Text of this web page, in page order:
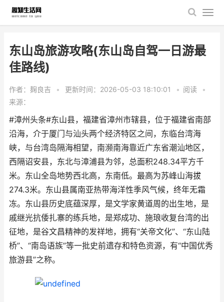
东山岛旅游攻略(东山岛自驾一日游最
佳路线)
作者：麹良吉 • 更新时间：2026-05-03 18:10:01 • 阅读
•
来源：
#漳州头条#东山县，福建省漳州市辖县，位于福建省南部
沿海，介于厦门与汕头两个经济特区之间，东临台湾海
峡，与台湾岛隔海相望，南濒南海靠近广东省潮汕地区，
西隔诏安县，东北与漳浦县为邻，总面积248.34平方千
米。东山全岛地势西北高，东南低。最高为苏峰山海拔
274.3米。东山县属南亚热带海洋性季风气候，终年无霜
冻。东山县历史底蕴深厚，是文学家黄道周的出生地，是
戚继光抗倭扎寨的练兵地，是郑成功、施琅收复台湾的出
征地，是谷文昌精神的发祥地，拥有“关帝文化”、“东山陆
桥”、“南岛语族”等一批史前遗存和特色资源，有“中国优秀
旅游县”之称。